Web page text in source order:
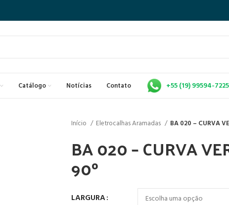
Catálogo Notícias Contato +55 (19) 99594-7225
Início Eletrocalhas Aramadas BA 020 – CURVA
BA 020 – CURVA
90º
LARGURA